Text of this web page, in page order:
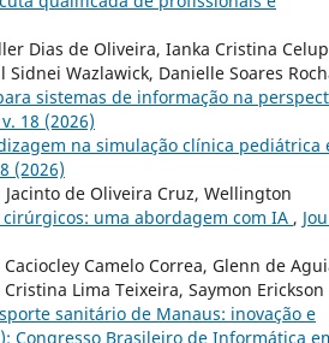
Dias de Oliveira, Ianka Cristina
Wazlawick, Danielle Soares
sistemas de informação na
18 (2026)
na simulação clínica pediátrica
(2026)
de Oliveira Cruz, Wellington
uma abordagem com IA ,
Camelo Correa, Glenn de
Lima Teixeira, Saymon Erickson
sanitário de Manaus: inovação e
Congresso Brasileiro de Informática